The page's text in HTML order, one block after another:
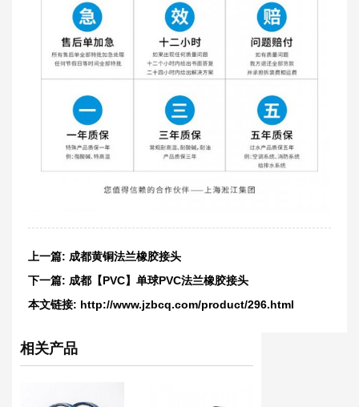
上一篇: 成都黄铜法兰橡胶接头
下一篇: 成都【PVC】单球PVC法兰橡胶接头
本文链接: http://www.jzbcq.com/product/296.html
相关产品